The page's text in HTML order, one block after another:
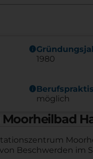
info
1980
info
möglich
Beschwerden im